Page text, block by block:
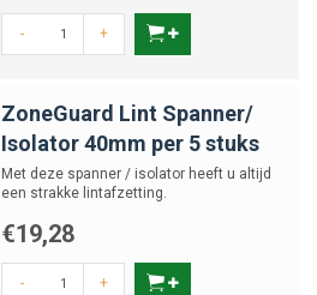
- +
ZoneGuard Lint Spanner/
Isolator 40mm per 5 stuks
Met deze spanner / isolator heeft u altijd
een strakke lintafzetting.
€19,28
- +